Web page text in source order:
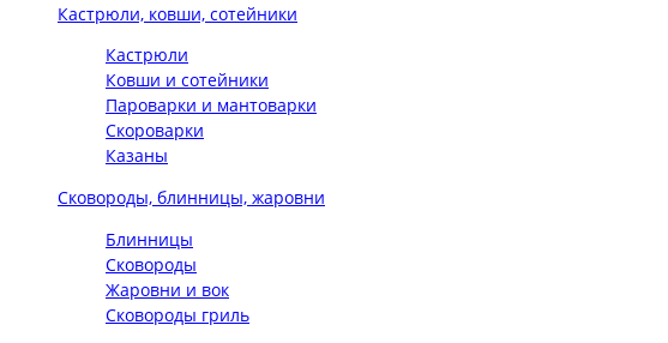
Кастрюли, ковши, сотейники
Кастрюли
Ковши и сотейники
Пароварки и мантоварки
Скороварки
Казаны
Сковороды, блинницы, жаровни
Блинницы
Сковороды
Жаровни и вок
Сковороды гриль